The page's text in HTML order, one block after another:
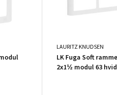
LAURITZ KNUDSEN
LK Fuga Soft ramme
2x1½ modul 63 hvid